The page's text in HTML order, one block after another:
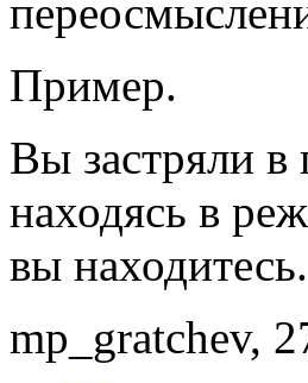
Пример.
Вы застряли
находясь в
вы находитесь.
mp_gratchev,